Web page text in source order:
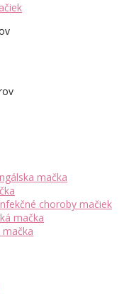
mačka
choroby mačiek
mačka